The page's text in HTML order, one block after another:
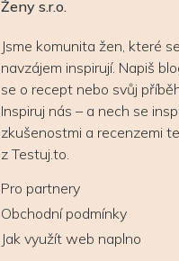
Ženy s.r.o.
Jsme komunita žen, které se
navzájem inspirují. Napiš
se o recept nebo svůj
Inspiruj nás – a nech se
zkušenostmi a recenzemi
z Testuj.to.
Pro partnery
Obchodní podmínky
Jak využít web naplno